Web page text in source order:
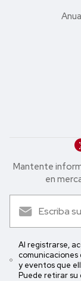
Mantente
en
Al registrarse,
comunicaciones
y eventos que
Puede retirar